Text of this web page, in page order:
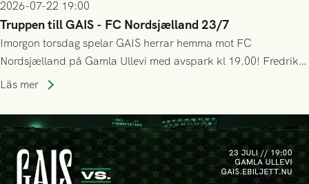
2026-07-22 19:00
Truppen till GAIS - FC Nordsjælland 23/7
Imorgon torsdag spelar GAIS herrar hemma mot FC
Nordsjælland på Gamla Ullevi med avspark kl 19.00! Fredrik
Holmberg och ledarstaben har tagit ut följande trupp till
Läs mer